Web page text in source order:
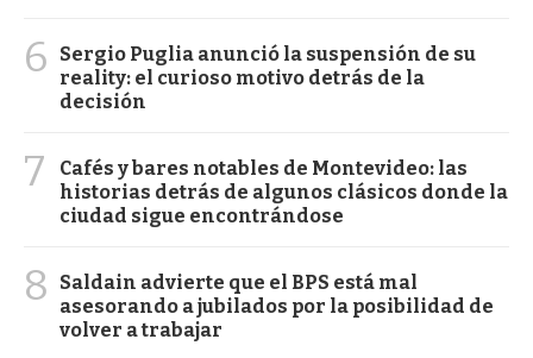
6
Sergio Puglia anunció la suspensión de su
reality: el curioso motivo detrás de la
decisión
7
Cafés y bares notables de Montevideo: las
historias detrás de algunos clásicos donde la
ciudad sigue encontrándose
8
Saldain advierte que el BPS está mal
asesorando a jubilados por la posibilidad de
volver a trabajar